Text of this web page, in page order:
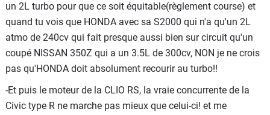
un 2L turbo pour que ce soit équitable(règlement course) et
quand tu vois que HONDA avec sa S2000 qui n'a qu'un 2L
atmo de 240cv qui fait presque aussi bien sur circuit qu'un
coupé NISSAN 350Z qui a un 3.5L de 300cv, NON je ne crois
pas qu'HONDA doit absolument recourir au turbo!!
-Et puis le moteur de la CLIO RS, la vraie concurrente de la
Civic type R ne marche pas mieux que celui-ci! et me